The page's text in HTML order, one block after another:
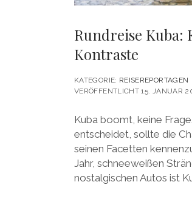
Rundreise
Kontraste
KATEGORIE: REISEREPORTAGEN
VERÖFFENTLICHT 15. JANUAR
Kuba boomt, keine
entscheidet, sollte die
seinen Facetten
Jahr, schneeweißen
nostalgischen Autos ist